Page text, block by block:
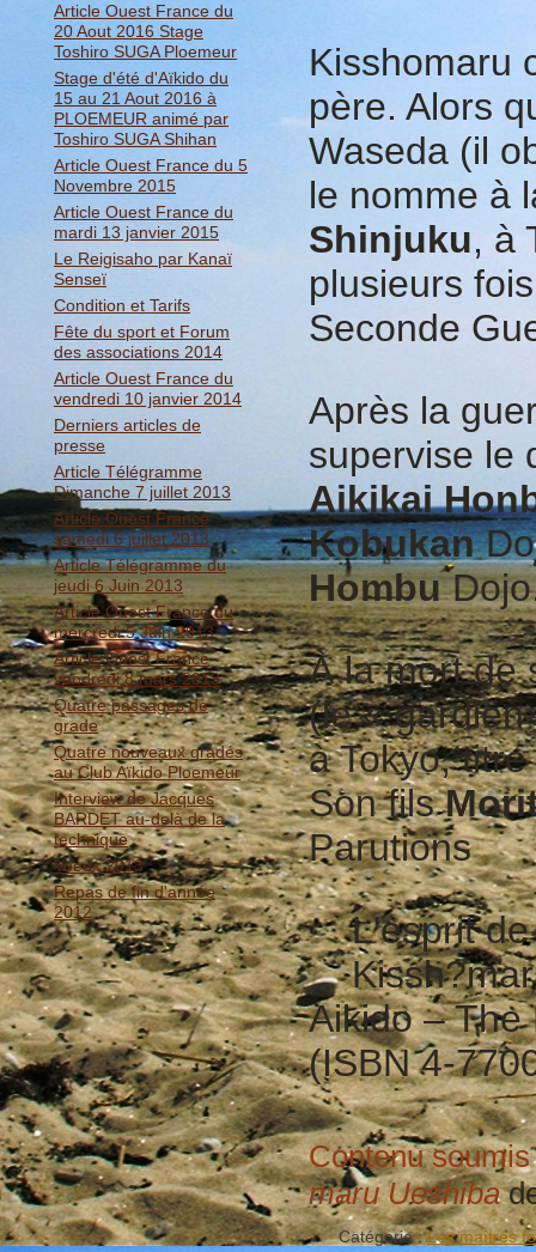
Article Ouest France du
20 Aout 2016 Stage
Toshiro SUGA Ploemeur
Stage d'été d'Aïkido du
15 au 21 Aout 2016 à
PLOEMEUR animé par
Toshiro SUGA Shihan
Article Ouest France du 5
Novembre 2015
Article Ouest France du
mardi 13 janvier 2015
Le Reigisaho par Kanaï
Senseï
Condition et Tarifs
Fête du sport et Forum
des associations 2014
Article Ouest France du
vendredi 10 janvier 2014
Derniers articles de
presse
Article Télégramme
Dimanche 7 juillet 2013
Article Ouest France
samedi 6 juillet 2013
Article Télégramme du
jeudi 6 Juin 2013
Article Ouest France du
mercredi 5 Juin 2013
Article Ouest France
vendredi 8 mars 2013
Quatre passages de
grade
Quatre nouveaux gradés
au Club Aïkido Ploemeur
Interview de Jacques
BARDET au-delà de la
technique
Voeux 2013
Repas de fin d'année
2012
Kisshomaru
père. Alors
Waseda (il
le nomme à
Shinjuku, à
plusieurs
Seconde
Après la
supervise le
Aikikai
Kobukan
Hombu
À la mort de
(le «
à Tokyo,
Son fils
Parutions
L'esprit de
Aikido – The
(ISBN 4-
Contenu
maru Ueshiba
Catégorie :Les maîtres